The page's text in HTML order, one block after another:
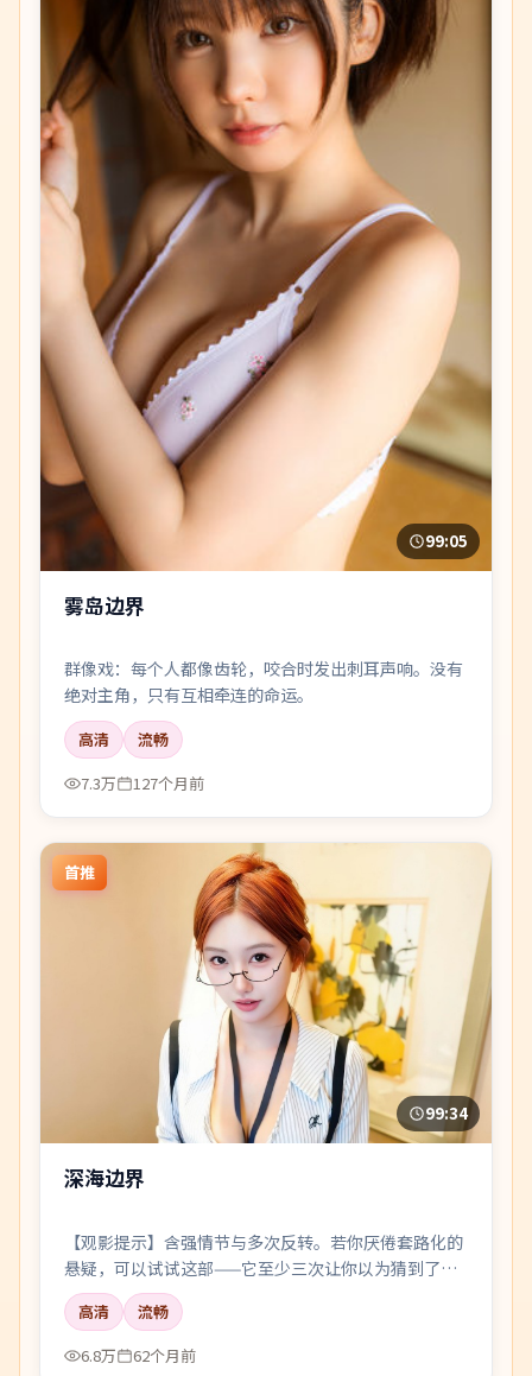
99:05
雾岛边界
群像戏：每个人都像齿轮，咬合时发出刺耳声响。没有
绝对主角，只有互相牵连的命运。
高清
流畅
7.3万
127个月前
首推
99:34
深海边界
【观影提示】含强情节与多次反转。若你厌倦套路化的
悬疑，可以试试这部——它至少三次让你以为猜到了真
相。
高清
流畅
6.8万
62个月前